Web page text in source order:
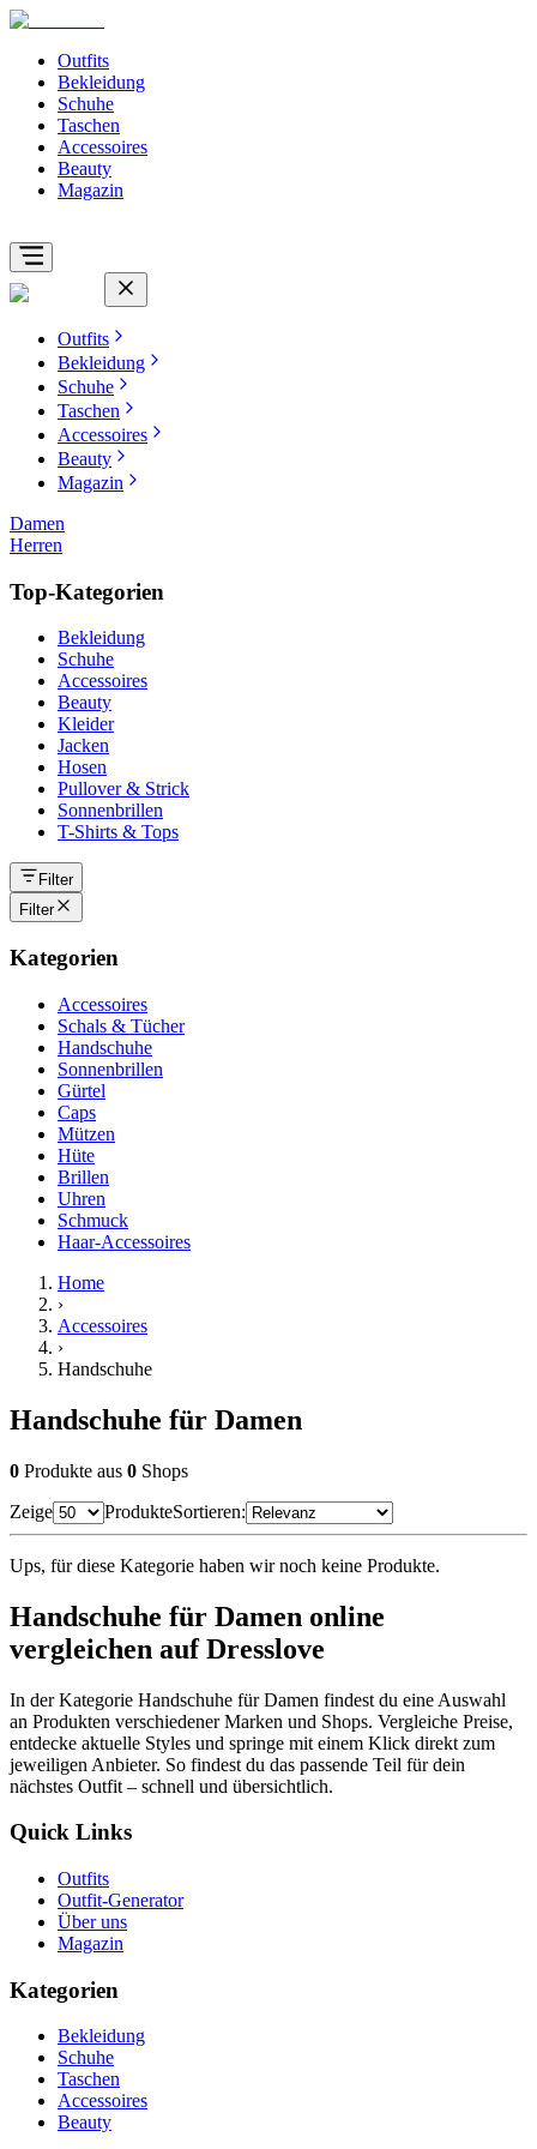
Outfits
Bekleidung
Schuhe
Taschen
Accessoires
Beauty
Magazin
Outfits
Bekleidung
Schuhe
Taschen
Accessoires
Beauty
Magazin
Damen
Herren
Top-Kategorien
Bekleidung
Schuhe
Accessoires
Beauty
Kleider
Jacken
Hosen
Pullover & Strick
Sonnenbrillen
T-Shirts & Tops
Filter
Filter
Kategorien
Accessoires
Schals & Tücher
Handschuhe
Sonnenbrillen
Gürtel
Caps
Mützen
Hüte
Brillen
Uhren
Schmuck
Haar-Accessoires
Home
›
Accessoires
›
Handschuhe
Handschuhe für Damen
0 Produkte aus 0 Shops
Zeige
ProdukteSortieren:
Ups, für diese Kategorie haben wir noch keine Produkte.
Handschuhe für Damen online
vergleichen auf Dresslove
In der Kategorie Handschuhe für Damen findest du eine Auswahl
an Produkten verschiedener Marken und Shops. Vergleiche Preise,
entdecke aktuelle Styles und springe mit einem Klick direkt zum
jeweiligen Anbieter. So findest du das passende Teil für dein
nächstes Outfit – schnell und übersichtlich.
Quick Links
Outfits
Outfit-Generator
Über uns
Magazin
Kategorien
Bekleidung
Schuhe
Taschen
Accessoires
Beauty